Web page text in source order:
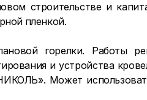
строительстве и
пленкой.
горелки. Работы
и устройства
Может